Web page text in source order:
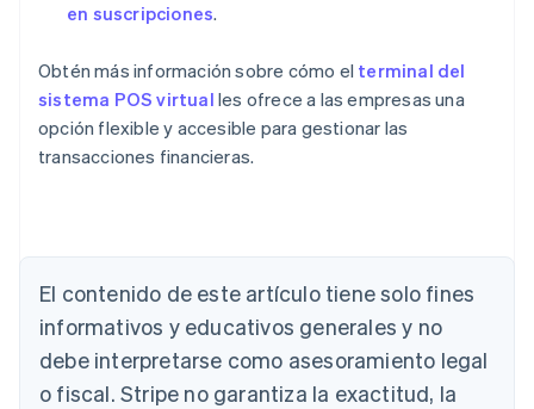
en suscripciones.
Obtén más información sobre cómo el terminal del
sistema POS virtual les ofrece a las empresas una
opción flexible y accesible para gestionar las
transacciones financieras.
El contenido de este artículo tiene solo fines
informativos y educativos generales y no
debe interpretarse como asesoramiento legal
o fiscal. Stripe no garantiza la exactitud, la
Alemania
Bélgica
Nederlands FrançaisDeutsch
Brasil
PortuguêsEnglish
Bulgaria